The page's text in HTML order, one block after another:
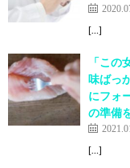
[…]
「こ
味ばっ
にフォ
の準備
[…]